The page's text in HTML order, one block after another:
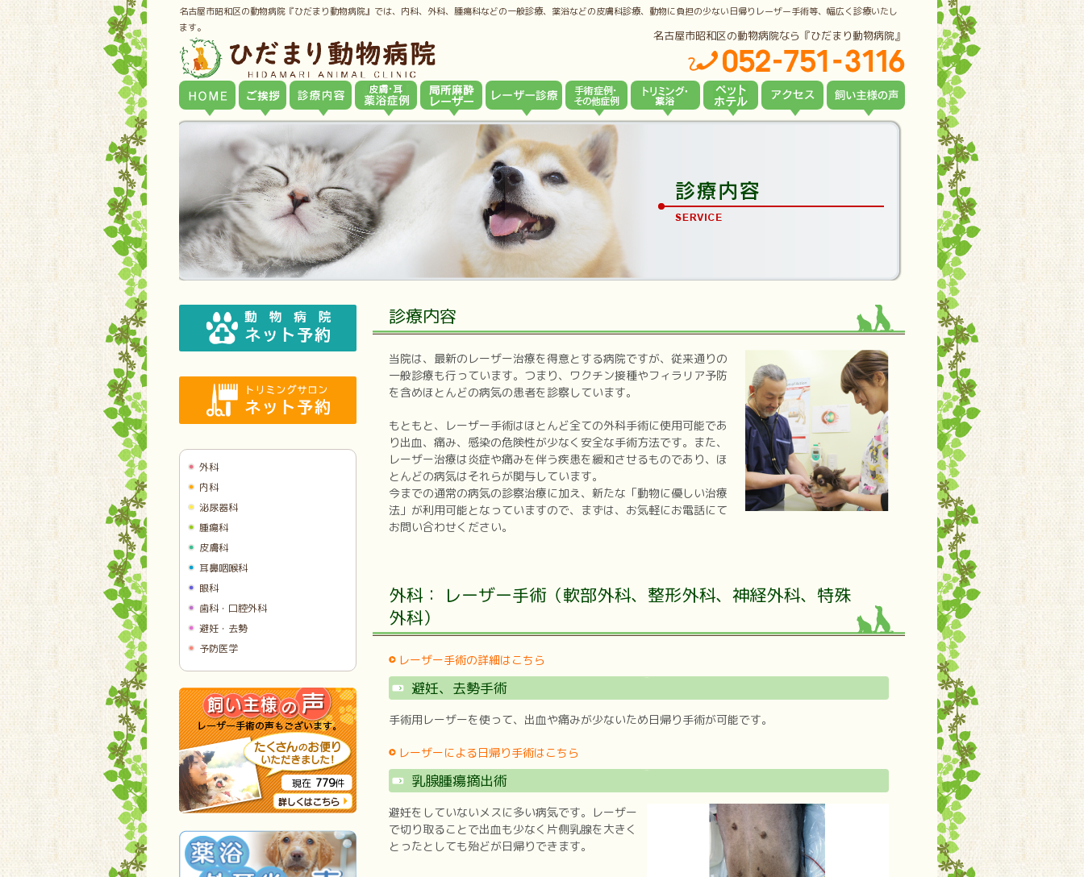
名古屋市昭和区の動物病院『ひだまり動物病院』では、内科、外科、腫瘍科などの一般診療、薬浴などの皮膚科診療、動物に負担の少ない日帰りレーザー手術等、幅広く診療いたし
ます。
名古屋市昭和区の動物病院なら『ひだまり動物病院』
診療内容
当院は、最新のレーザー治療を得意とする病院ですが、従来通りの
一般診療も行っています。つまり、ワクチン接種やフィラリア予防
を含めほとんどの病気の患者を診察しています。
もともと、レーザー手術はほとんど全ての外科手術に使用可能であ
り出血、痛み、感染の危険性が少なく安全な手術方法です。また、
レーザー治療は炎症や痛みを伴う疾患を緩和させるものであり、ほ
とんどの病気はそれらが関与しています。
今までの通常の病気の診察治療に加え、新たな「動物に優しい治療
法」が利用可能となっていますので、まずは、お気軽にお電話にて
お問い合わせください。
外科： レーザー手術（軟部外科、整形外科、神経外科、特殊
外科）
レーザー手術の詳細はこちら
避妊、去勢手術
手術用レーザーを使って、出血や痛みが少ないため日帰り手術が可能です。
レーザーによる日帰り手術はこちら
乳腺腫瘍摘出術
避妊をしていないメスに多い病気です。レーザー
で切り取ることで出血も少なく片側乳腺を大きく
とったとしても殆どが日帰りできます。
外科
内科
泌尿器科
腫瘍科
皮膚科
耳鼻咽喉科
眼科
歯科・口腔外科
避妊・去勢
予防医学
現在 779件